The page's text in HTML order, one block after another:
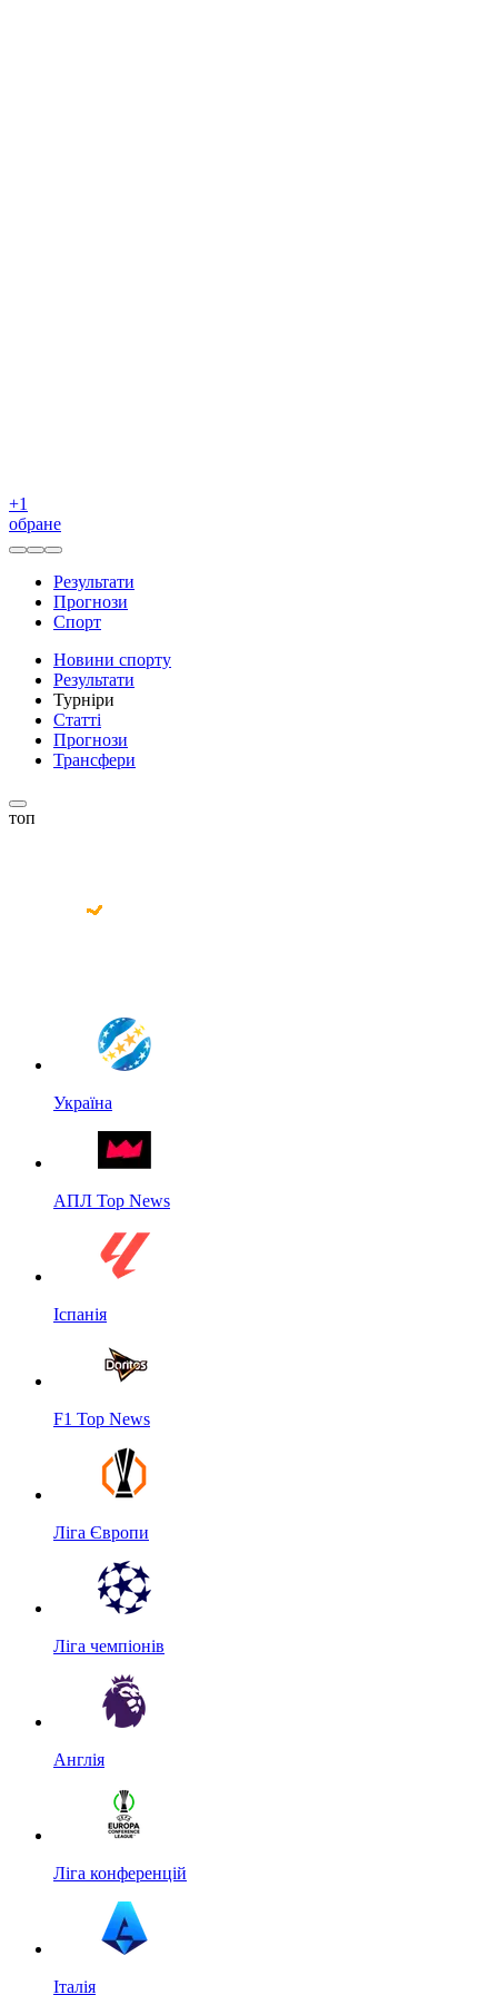
+1
обране
Результати
Прогнози
Спорт
Новини спорту
Результати
Турніри
Статті
Прогнози
Трансфери
топ
Україна
АПЛ Top News
Іспанія
F1 Top News
Ліга Європи
Ліга чемпіонів
Англія
Ліга конференцій
Італія